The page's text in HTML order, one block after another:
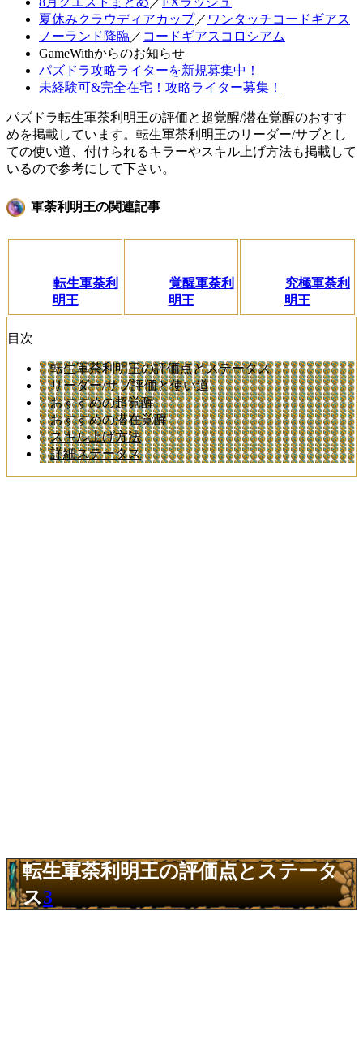
夏休みクラウディアカップ／ ワンタッチコードギアス
ノーランド降臨／ コードギアスコロシアム
GameWithからのお知らせ
パズドラ攻略ライターを新規募集中！
未経験可&完全在宅！攻略ライター募集！
パズドラ転生軍荼利明王の評価と超覚醒/潜在覚醒のおすす
めを掲載しています。転生軍荼利明王のリーダー/サブとし
ての使い道、付けられるキラーやスキル上げ方法も掲載して
いるので参考にして下さい。
軍荼利明王の関連記事
転生軍荼利
明王
覚醒軍荼利
明王
究極軍荼利
明王
目次
転生軍荼利明王の評価点とステータス
リーダー/サブ評価と使い道
おすすめの超覚醒
おすすめの潜在覚醒
スキル上げ方法
詳細ステータス
転生軍荼利明王の評価点とステータ
ス3